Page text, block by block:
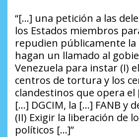
“[…] una petición a las
los Estados miembros
repudien públicamente
hagan un llamado al
Venezuela para instar (I)
centros de tortura y los
clandestinos que opera el
[…] DGCIM, la […] FANB y
(II) Exigir la liberación de
políticos […]”